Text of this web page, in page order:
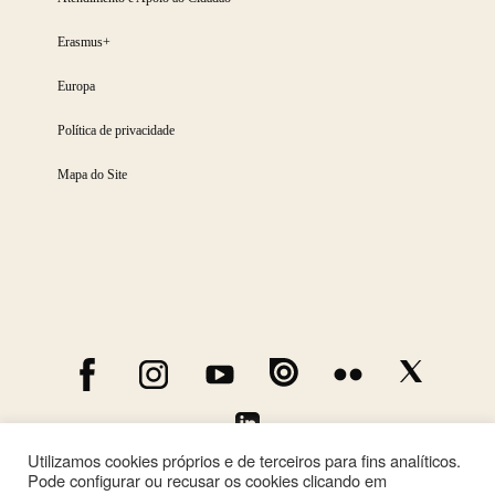
Erasmus+
Europa
Política de privacidade
Mapa do Site
Utilizamos cookies próprios e de terceiros para fins analíticos.
Pode configurar ou recusar os cookies clicando em